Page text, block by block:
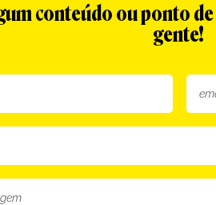
conteúdo ou ponto
gente!